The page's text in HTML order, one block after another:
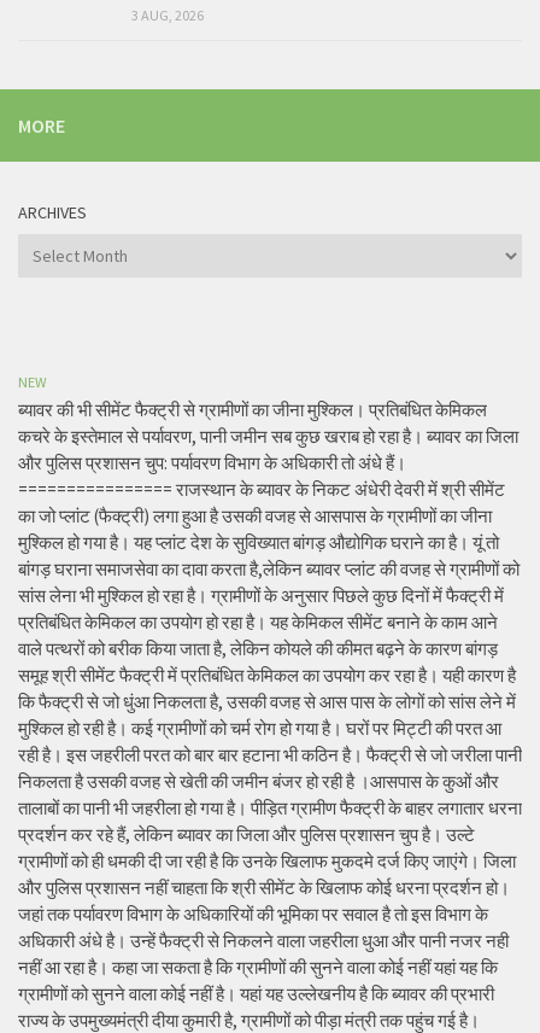
3 AUG, 2026
MORE
ARCHIVES
Archives
NEW
ब्यावर की भी सीमेंट फैक्ट्री से ग्रामीणों का जीना मुश्किल। प्रतिबंधित केमिकल
कचरे के इस्तेमाल से पर्यावरण, पानी जमीन सब कुछ खराब हो रहा है। ब्यावर का जिला
और पुलिस प्रशासन चुप: पर्यावरण विभाग के अधिकारी तो अंधे हैं।
================ राजस्थान के ब्यावर के निकट अंधेरी देवरी में श्री सीमेंट
का जो प्लांट (फैक्ट्री) लगा हुआ है उसकी वजह से आसपास के ग्रामीणों का जीना
मुश्किल हो गया है। यह प्लांट देश के सुविख्यात बांगड़ औद्योगिक घराने का है। यूं तो
बांगड़ घराना समाजसेवा का दावा करता है,लेकिन ब्यावर प्लांट की वजह से ग्रामीणों को
सांस लेना भी मुश्किल हो रहा है। ग्रामीणों के अनुसार पिछले कुछ दिनों में फैक्ट्री में
प्रतिबंधित केमिकल का उपयोग हो रहा है। यह केमिकल सीमेंट बनाने के काम आने
वाले पत्थरों को बरीक किया जाता है, लेकिन कोयले की कीमत बढ़ने के कारण बांगड़
समूह श्री सीमेंट फैक्ट्री में प्रतिबंधित केमिकल का उपयोग कर रहा है। यही कारण है
कि फैक्ट्री से जो धुंआ निकलता है, उसकी वजह से आस पास के लोगों को सांस लेने में
मुश्किल हो रही है। कई ग्रामीणों को चर्म रोग हो गया है। घरों पर मिट्टी की परत आ
रही है। इस जहरीली परत को बार बार हटाना भी कठिन है। फैक्ट्री से जो जरीला पानी
निकलता है उसकी वजह से खेती की जमीन बंजर हो रही है ।आसपास के कुओं और
तालाबों का पानी भी जहरीला हो गया है। पीड़ित ग्रामीण फैक्ट्री के बाहर लगातार धरना
प्रदर्शन कर रहे हैं, लेकिन ब्यावर का जिला और पुलिस प्रशासन चुप है। उल्टे
ग्रामीणों को ही धमकी दी जा रही है कि उनके खिलाफ मुकदमे दर्ज किए जाएंगे। जिला
और पुलिस प्रशासन नहीं चाहता कि श्री सीमेंट के खिलाफ कोई धरना प्रदर्शन हो।
जहां तक पर्यावरण विभाग के अधिकारियों की भूमिका पर सवाल है तो इस विभाग के
अधिकारी अंधे है। उन्हें फैक्ट्री से निकलने वाला जहरीला धुआ और पानी नजर नही
नहीं आ रहा है। कहा जा सकता है कि ग्रामीणों की सुनने वाला कोई नहीं यहां यह कि
ग्रामीणों को सुनने वाला कोई नहीं है। यहां यह उल्लेखनीय है कि ब्यावर की प्रभारी
राज्य के उपमुख्यमंत्री दीया कुमारी है, ग्रामीणों को पीड़ा मंत्री तक पहुंच गई है।